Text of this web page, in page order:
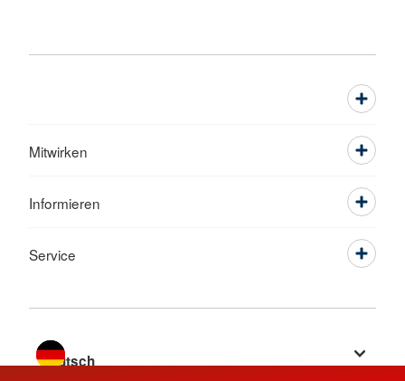
Mitwirken
Informieren
Service
Sprache wechseln zu